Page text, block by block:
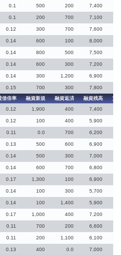
0.1 500 200 7,400
0.1 200 700 7,100
0.12 300 700 7,600
0.14 600 100 8,000
0.14 800 500 7,500
0.14 600 300 7,200
0.14 300 1,200 6,900
0.15 700 300
7,800
借倍率 融資新規 融資返済 融資残高
貸
0.12 1,900 400 7,400
0.12 100 400 5,900
0.11 0.0 700 6,200
0.13 500 600 6,900
0.14 500 300 7,000
0.14 600 700 6,800
0.17 1,300 100 6,900
0.14 100 300 5,700
0.14 100 1,400 5,900
0.17 1,000 400 7,200
0.11 700 200 6,600
0.11 200 1,100 6,100
0.13 400 0.0 7,000